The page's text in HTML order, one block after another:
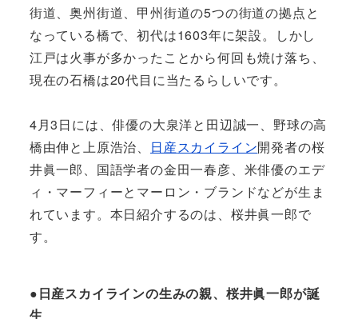
街道、奥州街道、甲州街道の5つの街道の拠点と
なっている橋で、初代は1603年に架設。しかし
江戸は火事が多かったことから何回も焼け落ち、
現在の石橋は20代目に当たるらしいです。
4月3日には、俳優の大泉洋と田辺誠一、野球の高
橋由伸と上原浩治、 日産スカイライン開発者の桜
井眞一郎、国語学者の金田一春彦、米俳優のエデ
ィ・マーフィーとマーロン・ブランドなどが生ま
れています。本日紹介するのは、桜井眞一郎で
す。
●日産スカイラインの生みの親、桜井眞一郎が誕
生